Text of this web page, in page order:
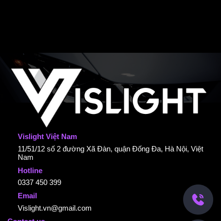
Vislight Việt Nam
11/51/12 số 2 đường Xã Đàn, quận Đống Đa, Hà Nội, Việt
Nam
Hotline
0337 450 399
Email
Vislight.vn@gmail.com